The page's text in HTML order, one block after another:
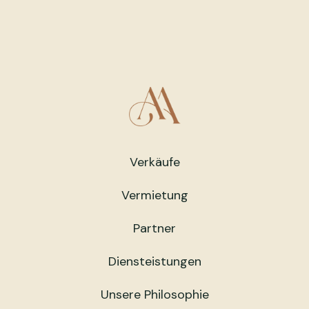
Verkäufe
Vermietung
Partner
Diensteistungen
Unsere Philosophie